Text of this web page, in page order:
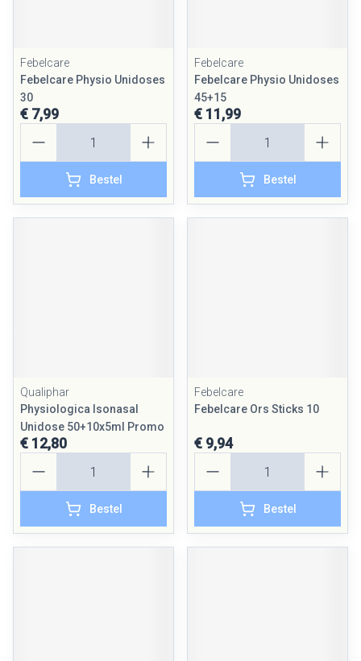
Febelcare
Febelcare Physio Unidoses
30
€ 7,99
Bestel
Febelcare
Febelcare Physio Unidoses
45+15
€ 11,99
Bestel
Qualiphar
Physiologica Isonasal
Unidose 50+10x5ml Promo
€ 12,80
Bestel
Febelcare
Febelcare Ors Sticks 10
€ 9,94
Bestel